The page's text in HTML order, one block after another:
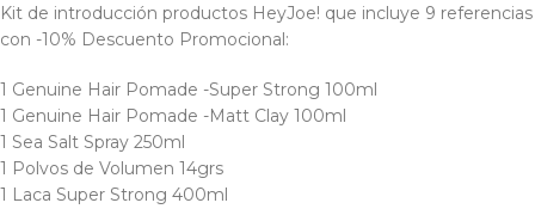
Kit de introducción productos HeyJoe! que incluye 9 referencias
con -10% Descuento Promocional:
1 Genuine Hair Pomade -Super Strong 100ml
1 Genuine Hair Pomade -Matt Clay 100ml
1 Sea Salt Spray 250ml
1 Polvos de Volumen 14grs
1 Laca Super Strong 400ml